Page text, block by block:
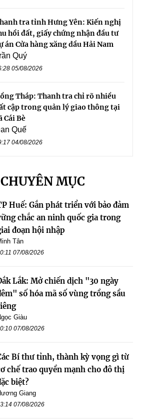
tra tỉnh Hưng Yên: Kiến nghị
hồi đất, giấy chứng nhận đầu tư
án Cửa hàng xăng dầu Hải Nam
Quý
05/08/2026
Tháp: Thanh tra chỉ rõ nhiều
cập trong quản lý giao thông tại
Cái Bè
Quế
04/08/2026
MỤC
Huế: Gắn phát triển với bảo đảm
chắc an ninh quốc gia trong
đoạn hội nhập
Tân
07/08/2026
Lắk: Mở chiến dịch "30 ngày
số hóa mã số vùng trồng sầu
Giàu
07/08/2026
Bí thư tỉnh, thành kỳ vọng gì từ
chế trao quyền mạnh cho đô thị
biệt?
Giang
07/08/2026